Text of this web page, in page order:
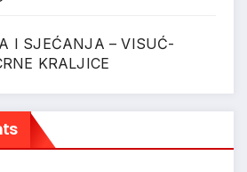
I SJEĆANJA – VISUĆ-
KRALJICE